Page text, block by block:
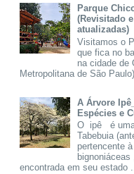
Parque
(Revisitado
atualizadas)
Visitamos o
que fica no
na cidade de
Metropolitana de São
A Árvore
Espécies e
O ipê é uma
Tabebuia
pertencente
encontrada em seu estado